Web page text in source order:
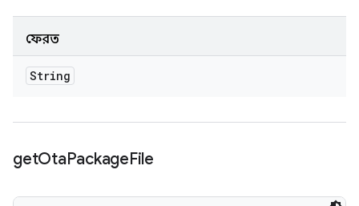
ফেরত
String
getOtaPackageFile